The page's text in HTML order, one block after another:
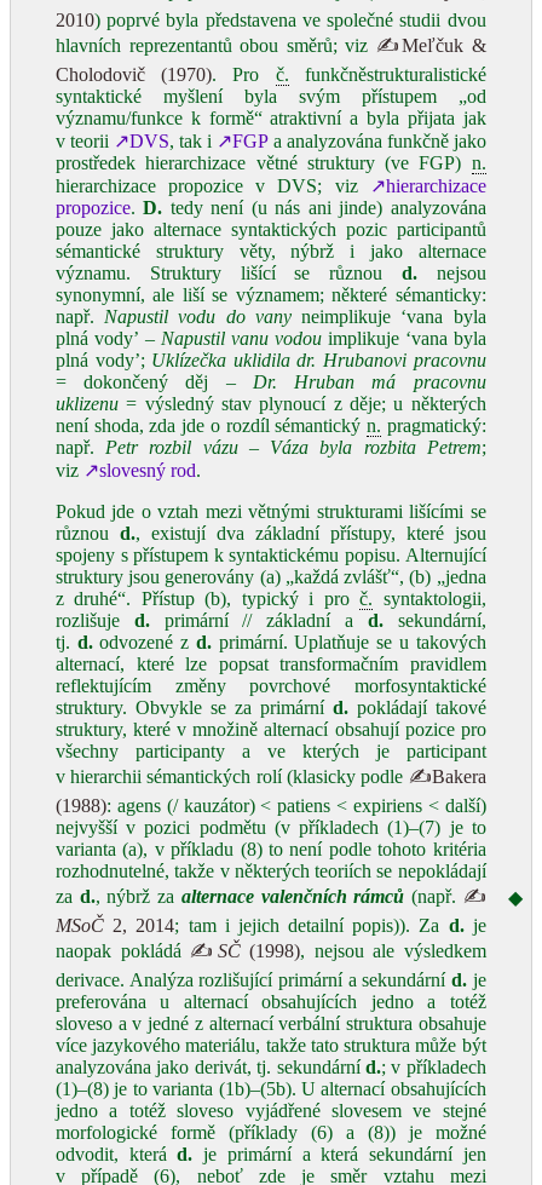
2010) poprvé byla představena ve společné studii dvou
hlavních reprezentantů obou směrů; viz ✍Meľčuk &
Cholodovič (1970). Pro č. funkčněstrukturalistické
syntaktické myšlení byla svým přístupem „od
významu/funkce k formě“ atraktivní a byla přijata jak
v teorii ↗DVS, tak i ↗FGPa analyzována funkčně jako
prostředek hierarchizace větné struktury (ve FGP) n.
hierarchizace propozice v DVS; viz
↗hierarchizace
propozice.D. tedy není (u nás ani jinde) analyzována
pouze jako alternace syntaktických pozic participantů
sémantické struktury věty, nýbrž i jako alternace
významu. Struktury lišící se různou d.nejsou
synonymní, ale liší se významem; některé sémanticky:
např. Napustil vodu do vany neimplikuje ‘vana byla
plná vody’ – Napustil vanu vodouimplikuje ‘vana byla
plná vody’; Uklízečka uklidila dr. Hrubanovi pracovnu
= dokončený děj – Dr. Hruban má pracovnu
uklizenu = výsledný stav plynoucí z děje; u některých
není shoda, zda jde o rozdíl sémantickýn. pragmatický:
např. Petr rozbil vázu – Váza byla rozbita Petrem;
viz ↗slovesný rod.
Pokud jde o vztah mezi větnými strukturami lišícími se
různou d., existují dva základní přístupy, které jsou
spojeny s přístupem k syntaktickému popisu. Alternující
struktury jsou generovány (a) „každá zvlášť“, (b) „jedna
z druhé“. Přístup (b), typický i proč. syntaktologii,
rozlišuje d.primární // základní a d.sekundární,
tj. d.odvozené z d. primární. Uplatňuje se u takových
alternací, které lze popsat transformačním pravidlem
reflektujícím změny povrchové morfosyntaktické
struktury. Obvykle se za primární d.pokládají takové
struktury, které v množině alternací obsahují pozice pro
všechny participanty a ve kterých je participant
v hierarchii sémantických rolí (klasicky podle ✍Bakera
(1988): agens (/ kauzátor) < patiens < expiriens < další)
nejvyšší v pozici podmětu (v příkladech (1)–(7) je to
varianta (a), v příkladu (8) to není podle tohoto kritéria
rozhodnutelné, takže v některých teoriích se nepokládají
za d., nýbrž za alternace valenčních rámců (např. ✍
MSoČ 2, 2014; tam i jejich detailní popis)). Za d.je
naopak pokládá ✍ SČ(1998), nejsou ale výsledkem
derivace. Analýza rozlišující primární a sekundárníd. je
preferována u alternací obsahujících jedno a totéž
sloveso a v jedné z alternací verbální struktura obsahuje
více jazykového materiálu, takže tato struktura může být
analyzována jako derivát, tj. sekundárníd.; v příkladech
(1)–(8) je to varianta (1b)–(5b). U alternací obsahujících
jedno a totéž sloveso vyjádřené slovesem ve stejné
morfologické formě (příklady (6) a (8)) je možné
odvodit, kterád. je primární a která sekundární jen
v případě (6), neboť zde je směr vztahu mezi
◆